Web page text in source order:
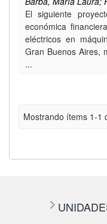
El siguiente
económica
eléctricos en
Gran Buenos Aires,
...
Mostrando ítems 1-1